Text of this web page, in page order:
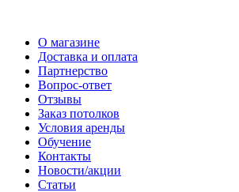
О магазине
Доставка и оплата
Партнерство
Вопрос-ответ
Отзывы
Заказ потолков
Условия аренды
Обучение
Контакты
Новости/акции
Статьи